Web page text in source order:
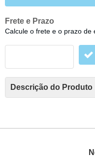
Frete e Prazo
Calcule o frete e o prazo de
Descrição do Produto